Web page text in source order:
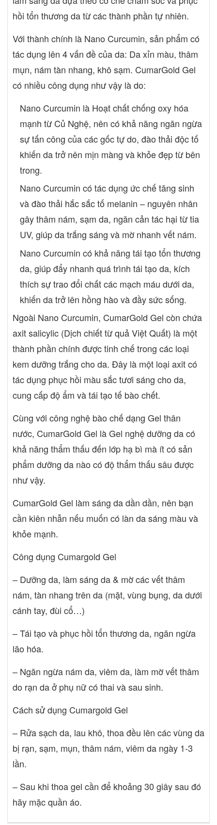
hồi tổn thương da từ các thành phần tự nhiên.
Với thành chính là Nano Curcumin, sản phẩm có
tác dụng lên 4 vấn đề của da: Da xỉn màu, thâm
mụn, nám tàn nhang, khô sạm. CumarGold Gel
có nhiều công dụng như vậy là do:
Nano Curcumin là Hoạt chất chống oxy hóa
mạnh từ Củ Nghệ, nên có khả năng ngăn ngừa
sự tấn công của các gốc tự do, đào thải độc tố
khiến da trở nên mịn màng và khỏe đẹp từ bên
trong.
Nano Curcumin có tác dụng ức chế tăng sinh
và đào thải hắc sắc tố melanin – nguyên nhân
gây thâm nám, sạm da, ngăn cản tác hại từ tia
UV, giúp da trắng sáng và mờ nhanh vết nám.
Nano Curcumin có khả năng tái tạo tổn thương
da, giúp đẩy nhanh quá trình tái tạo da, kích
thích sự trao đổi chất các mạch máu dưới da,
khiến da trở lên hồng hào và đầy sức sống.
Ngoài Nano Curcumin, CumarGold Gel còn chứa
axit salicylic (Dịch chiết từ quả Việt Quất) là một
thành phần chính được tinh chế trong các loại
kem dưỡng trắng cho da. Đây là một loại axit có
tác dụng phục hồi màu sắc tươi sáng cho da,
cung cấp độ ẩm và tái tạo tế bào chết.
Cùng với công nghệ bào chế dạng Gel thân
nước, CumarGold Gel là Gel nghệ dưỡng da có
khả năng thẩm thấu đến lớp hạ bì mà ít có sản
phẩm dưỡng da nào có độ thẩm thấu sâu được
như vậy.
CumarGold Gel làm sáng da dần dần, nên bạn
cần kiên nhẫn nếu muốn có làn da sáng màu và
khỏe mạnh.
Công dụng Cumargold Gel
– Dưỡng da, làm sáng da & mờ các vết thâm
nám, tàn nhang trên da (mặt, vùng bụng, da dưới
cánh tay, đùi cổ…)
– Tái tạo và phục hồi tổn thương da, ngăn ngừa
lão hóa.
– Ngăn ngừa nám da, viêm da, làm mờ vết thâm
do rạn da ở phụ nữ có thai và sau sinh.
Cách sử dụng Cumargold Gel
– Rửa sạch da, lau khô, thoa đều lên các vùng da
bị rạn, sạm, mụn, thâm nám, viêm da ngày 1-3
lần.
– Sau khi thoa gel cần để khoảng 30 giây sau đó
hãy mặc quần áo.